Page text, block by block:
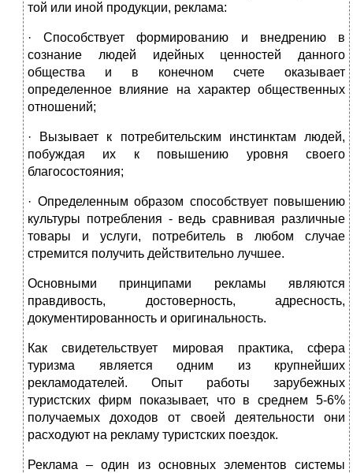
той или иной продукции, реклама:
· Способствует формированию и внедрению в
сознание людей идейных ценностей данного
общества и в конечном счете оказывает
определенное влияние на характер общественных
отношений;
· Вызывает к потребительским инстинктам людей,
побуждая их к повышению уровня своего
благосостояния;
· Определенным образом способствует повышению
культуры потребления - ведь сравнивая различные
товары и услуги, потребитель в любом случае
стремится получить действительно лучшее.
Основными принципами рекламы являются
правдивость, достоверность, адресность,
документированность и оригинальность.
Как свидетельствует мировая практика, сфера
туризма является одним из крупнейших
рекламодателей. Опыт работы зарубежных
туристских фирм показывает, что в среднем 5-6%
получаемых доходов от своей деятельности они
расходуют на рекламу туристских поездок.
Реклама – один из основных элементов системы